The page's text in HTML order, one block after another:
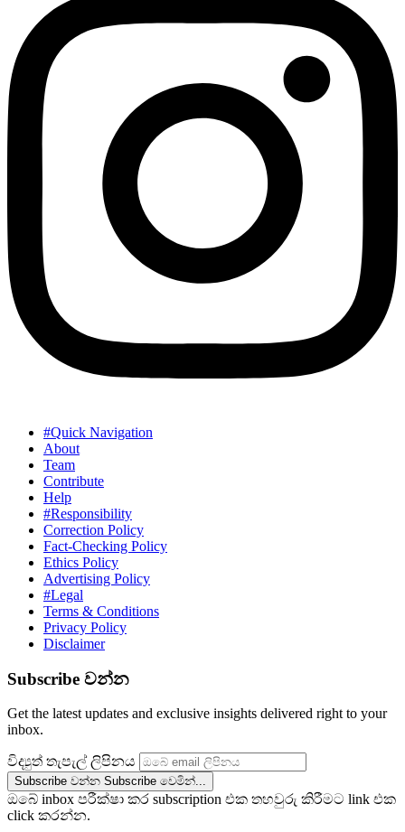
#Quick Navigation
About
Team
Contribute
Help
#Responsibility
Correction Policy
Fact-Checking Policy
Ethics Policy
Advertising Policy
#Legal
Terms & Conditions
Privacy Policy
Disclaimer
Subscribe වන්න
Get the latest updates and exclusive insights delivered right to your
inbox.
විද්‍යුත් තැපැල් ලිපිනය
Subscribe වන්න Subscribe වෙමින්...
ඔබේ inbox පරීක්ෂා කර subscription එක තහවුරු කිරීමට link එක
click කරන්න.